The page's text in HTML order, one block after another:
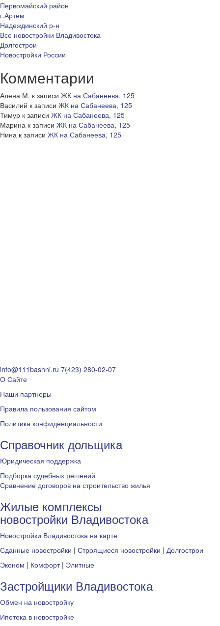
Первомайский район
г.Артем
Надеждинский р-н
Все новостройки Владивостока
Долгострои
Новостройки России
Комментарии
Алена М. к записи ЖК на Сабанеева, 125
Василий к записи ЖК на Сабанеева, 125
Тимур к записи ЖК на Сабанеева, 125
Марина к записи ЖК на Сабанеева, 125
Нина к записи ЖК на Сабанеева, 125
info@111bashni.ru 7(423) 280-02-07
О Сайте
Наши партнеры
Правила пользования сайтом
Политика конфиденциальности
Справочник дольщика
Юридическая поддержка
Подборка судебных решений
Сравнение договоров на строительство жилья
Жилые комплексы
новостройки Владивостока
Новостройки Владивостока на карте
Сданные новостройки | Строящиеся новостройки | Долгострои
Эконом | Комфорт| Элитные
Застройщики Владивостока
Обмен на новостройку
Ипотека в новостройке